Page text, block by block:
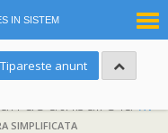
IN SISTEM
Tipareste anunt
Achizitie atribuita prin anunturi de atribuire la anuntul simplificat
SIMPLIFICATA